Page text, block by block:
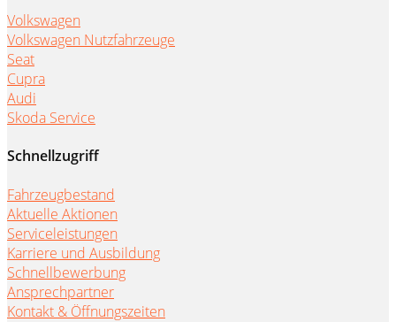
Volkswagen
Volkswagen Nutzfahrzeuge
Seat
Cupra
Audi
Skoda Service
Schnellzugriff
Fahrzeugbestand
Aktuelle Aktionen
Serviceleistungen
Karriere und Ausbildung
Schnellbewerbung
Ansprechpartner
Kontakt & Öffnungszeiten